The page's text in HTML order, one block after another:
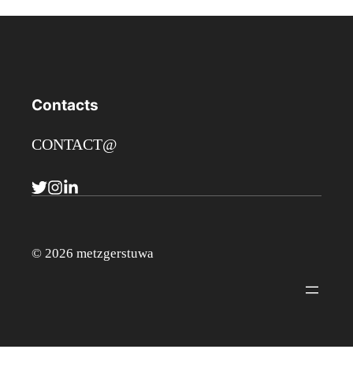
Contacts
CONTACT@
© 2026 metzgerstuwa